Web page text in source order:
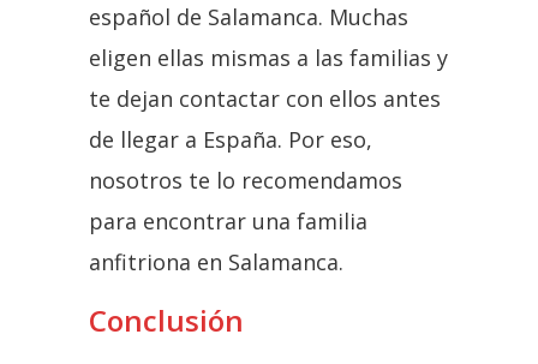
español de Salamanca. Muchas
eligen ellas mismas a las familias y
te dejan contactar con ellos antes
de llegar a España. Por eso,
nosotros te lo recomendamos
para encontrar una familia
anfitriona en Salamanca.
Conclusión